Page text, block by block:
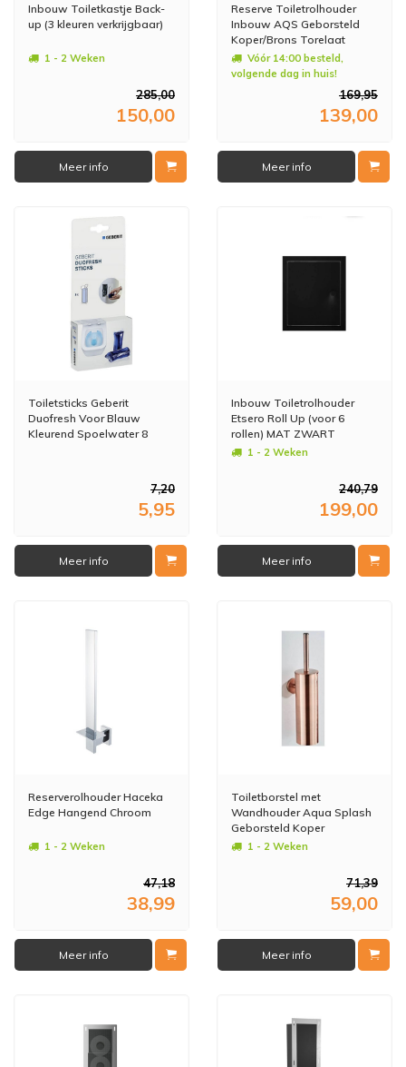
Inbouw Toiletkastje Back-
up (3 kleuren verkrijgbaar)
1 - 2 Weken
285,00
150,00
Meer info
Reserve Toiletrolhouder
Inbouw AQS Geborsteld
Koper/Brons Torelaat
Vóór 14:00 besteld,
volgende dag in huis!
169,95
139,00
Meer info
Toiletsticks Geberit
Duofresh Voor Blauw
Kleurend Spoelwater 8
7,20
5,95
Meer info
Inbouw Toiletrolhouder
Etsero Roll Up (voor 6
rollen) MAT ZWART
1 - 2 Weken
240,79
199,00
Meer info
Reserverolhouder Haceka
Edge Hangend Chroom
1 - 2 Weken
47,18
38,99
Meer info
Toiletborstel met
Wandhouder Aqua Splash
Geborsteld Koper
1 - 2 Weken
71,39
59,00
Meer info